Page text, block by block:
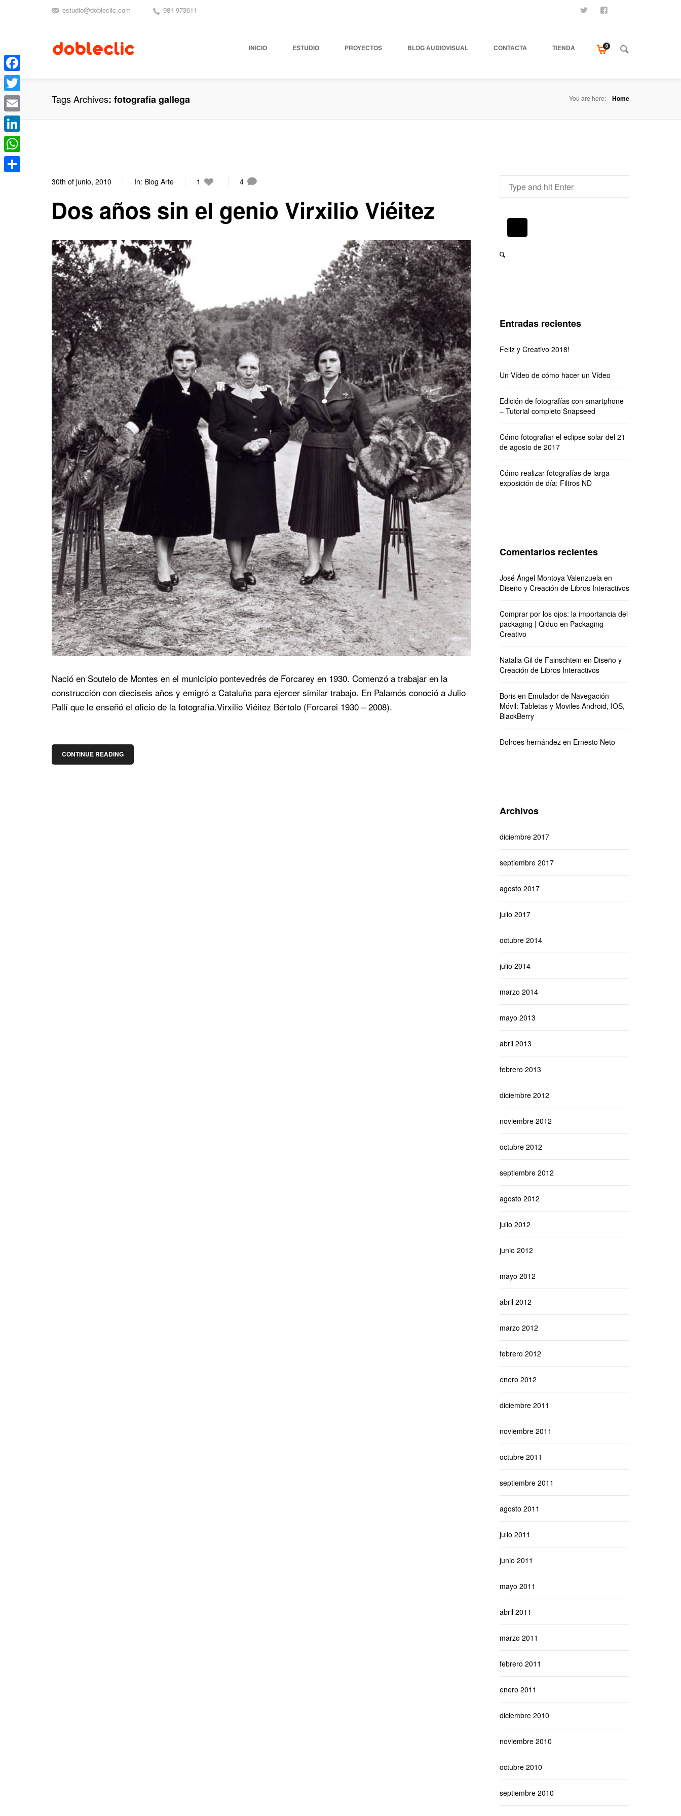
estudio@dobleclic.com 981 973611 SÍGUENOS
INICIO ESTUDIO PROYECTOS BLOG AUDIOVISUAL CONTACTA TIENDA 0
Tags Archives fotografía gallega You are here: Home
30th of junio, 2010 In: Blog Arte 1 4
Dos años sin el genio Virxilio Viéitez
Nació en Soutelo de Montes en el municipio pontevedrés de Forcarey en 1930. Comenzó a trabajar en la
construcción con dieciseis años y emigró a Cataluña para ejercer similar trabajo. En Palamós conoció a Julio
Pallí que le enseñó el oficio de la fotografía.Virxilio Viéitez Bértolo (Forcarei 1930 – 2008).
CONTINUE READING
Entradas recientes
Feliz y Creativo 2018!
Un Vídeo de cómo hacer un Vídeo
Edición de fotografías con smartphone
– Tutorial completo Snapseed
Cómo fotografiar el eclipse solar del 21
de agosto de 2017
Cómo realizar fotografías de larga
exposición de día: Filtros ND
Comentarios recientes
José Ángel Montoya Valenzuelaen
Diseño y Creación de Libros Interactivos
Comprar por los ojos: la importancia del
packaging | Qiduo en Packaging
Creativo
Natalia Gil de Fainschtein en Diseño y
Creación de Libros Interactivos
Borisen Emulador de Navegación
Móvil: Tabletas y Moviles Android, IOS,
BlackBerry
Dolroes hernándezen Ernesto Neto
Archivos
diciembre 2017
septiembre 2017
agosto 2017
julio 2017
octubre 2014
julio 2014
marzo 2014
mayo 2013
abril 2013
febrero 2013
diciembre 2012
noviembre 2012
octubre 2012
septiembre 2012
agosto 2012
julio 2012
junio 2012
mayo 2012
abril 2012
marzo 2012
febrero 2012
enero 2012
diciembre 2011
noviembre 2011
octubre 2011
septiembre 2011
agosto 2011
julio 2011
junio 2011
mayo 2011
abril 2011
marzo 2011
febrero 2011
enero 2011
diciembre 2010
noviembre 2010
octubre 2010
septiembre 2010
Facebook
Twitter
Email
LinkedIn
WhatsApp